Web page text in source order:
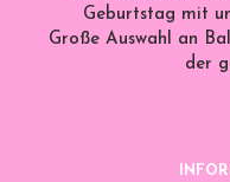
Geburtstag mit
Große Auswahl an
der